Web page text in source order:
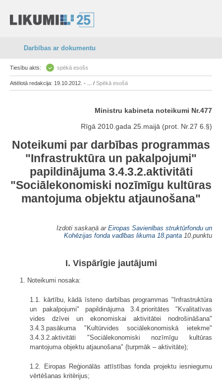
Darbības ar dokumentu
Tiesību akts: spēkā esošs
Attēlotā redakcija: 19.10.2012. - ... / Spēkā esošā
Ministru kabineta noteikumi Nr.477
Rīgā 2010.gada 25.maijā (prot. Nr.27 6.§)
Noteikumi par darbības programmas
"Infrastruktūra un pakalpojumi"
papildinājuma 3.4.3.2.aktivitāti
"Sociālekonomiski nozīmīgu kultūras
mantojuma objektu atjaunošana"
Izdoti saskaņā ar Eiropas Savienības struktūrfondu un
Kohēzijas fonda vadības likuma 18.panta 10.punktu
I. Vispārīgie jautājumi
1. Noteikumi nosaka:
1.1. kārtību, kādā īsteno darbības programmas "Infrastruktūra
un pakalpojumi" papildinājuma 3.4.prioritātes "Kvalitatīvas
vides dzīvei un ekonomiskai aktivitātei nodrošināšana"
3.4.3.pasākuma "Kultūrvides sociālekonomiskā ietekme"
3.4.3.2.aktivitāti "Sociālekonomiski nozīmīgu kultūras
mantojuma objektu atjaunošana" (turpmāk – aktivitāte);
1.2. Eiropas Reģionālās attīstības fonda projektu iesniegumu
vērtēšanas kritērijus;